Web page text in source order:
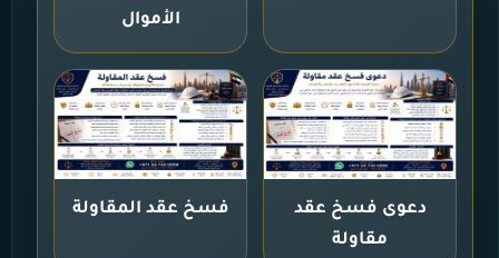
الأموال
دعوى فسخ عقد
مقاولة
فسخ عقد المقاولة